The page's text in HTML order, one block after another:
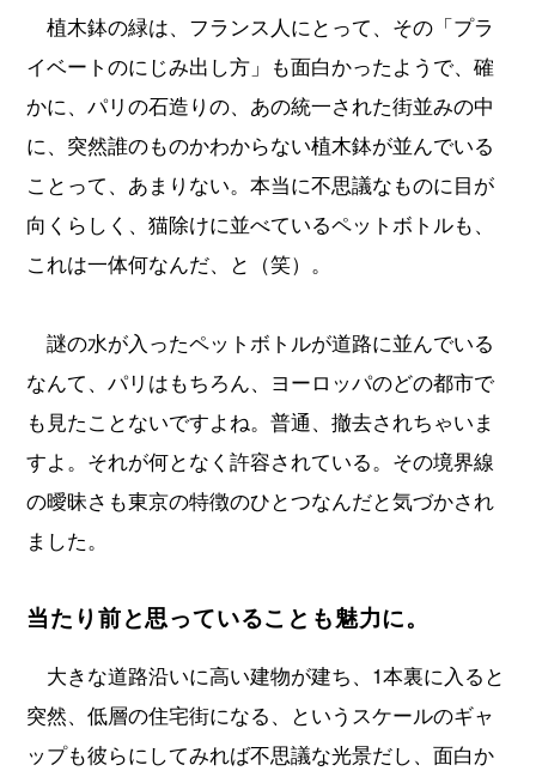
植木鉢の緑は、フランス人にとって、その「プラ
イベートのにじみ出し方」も面白かったようで、確
かに、パリの石造りの、あの統一された街並みの中
に、突然誰のものかわからない植木鉢が並んでいる
ことって、あまりない。本当に不思議なものに目が
向くらしく、猫除けに並べているペットボトルも、
これは一体何なんだ、と（笑）。
謎の水が入ったペットボトルが道路に並んでいる
なんて、パリはもちろん、ヨーロッパのどの都市で
も見たことないですよね。普通、撤去されちゃいま
すよ。それが何となく許容されている。その境界線
の曖昧さも東京の特徴のひとつなんだと気づかされ
ました。
当たり前と思っていることも魅力に。
大きな道路沿いに高い建物が建ち、1本裏に入ると
突然、低層の住宅街になる、というスケールのギャ
ップも彼らにしてみれば不思議な光景だし、面白か